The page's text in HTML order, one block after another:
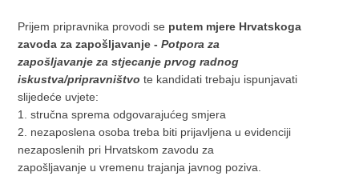
Prijem pripravnika provodi se putem mjere Hrvatskoga
zavoda za zapošljavanje -Potpora za
zapošljavanje za stjecanje prvog radnog
iskustva/pripravništvote kandidati trebaju ispunjavati
slijedeće uvjete:
1. stručna sprema odgovarajućeg smjera
2. nezaposlena osoba treba biti prijavljena u evidenciji
nezaposlenih pri Hrvatskom zavodu za
zapošljavanje u vremenu trajanja javnog poziva.